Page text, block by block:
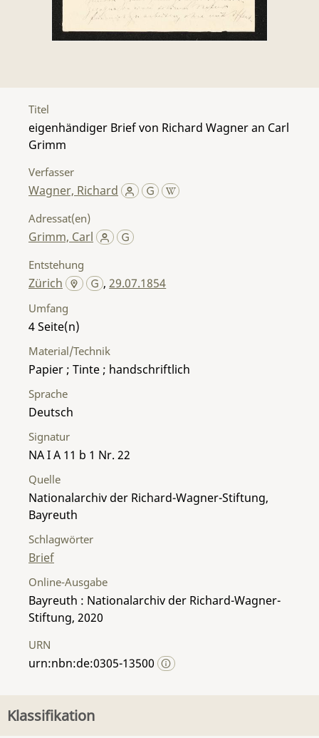
Titel
eigenhändiger Brief von Richard Wagner an Carl
Grimm
Verfasser
Wagner, Richard
Adressat(en)
Grimm, Carl
Entstehung
Zürich ,29.07.1854
Umfang
4
Material/Technik
Papier ; Tinte ; handschriftlich
Sprache
Deutsch
Signatur
NA I A 11 b 1 Nr. 22
Quelle
Nationalarchiv der Richard-Wagner-Stiftung,
Bayreuth
Schlagwörter
Brief
Online-Ausgabe
Bayreuth : Nationalarchiv der Richard-Wagner-
Stiftung, 2020
URN
urn:nbn:de:0305-13500
Klassifikation